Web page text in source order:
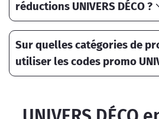
réductions UNIVERS DÉCO ?
Sur quelles catégories de
utiliser les codes promo